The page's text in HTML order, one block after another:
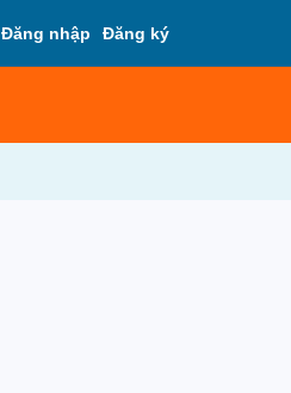
Đăng nhập Đăng ký